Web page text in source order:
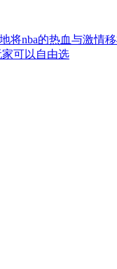
将nba的热血与激
可以自由选